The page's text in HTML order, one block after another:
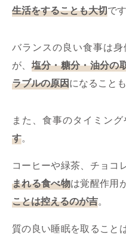
生活をすることも大切です
バランスの良い食事は
が、 塩分・糖分・油分の
ラブルの原因になることも
また、食事のタイミング
す。
コーヒーや緑茶、チョコ
まれる食べ物は覚醒作用
ことは控えるのが吉。
質の良い睡眠を取ること